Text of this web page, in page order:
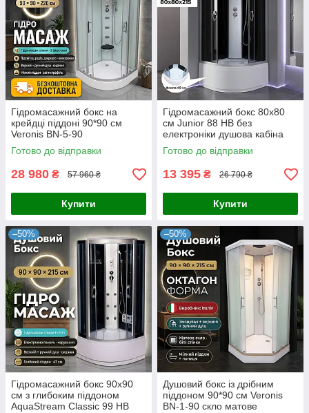
Гідромасажний бокс на
крейдці піддоні 90*90 см
Veronis BN-5-90
Готово до відправки
28 980 ₴ 57 960 ₴
Купити
Гідромасажний бокс 80x80
см Junior 88 HB без
електроніки душова кабіна
Готово до відправки
13 395 ₴ 26 790 ₴
Купити
–50%
Гідромасажний бокс 90x90
см з глибоким піддоном
AquaStream Classic 99 HB
–50%
Душовий бокс із дрібним
піддоном 90*90 см Veronis
BN-1-90 скло матове